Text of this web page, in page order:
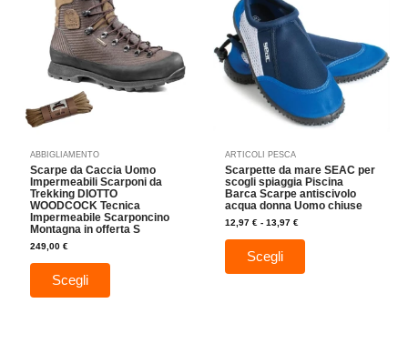
ABBIGLIAMENTO
Scarpe da Caccia Uomo
Impermeabili Scarponi da
Trekking DIOTTO
WOODCOCK Tecnica
Impermeabile Scarponcino
Montagna in offerta S
249,00€
Scegli
ha
più
varianti.
Le
opzioni
possono
del
prodotto
ARTICOLI PESCA
Scarpette da mare SEAC per
scogli spiaggia Piscina
Barca Scarpe antiscivolo
acqua donna Uomo chiuse
12,97€ - 13,97€
12,97 €
a
13,97 €
Scegli
varianti.
opzioni
possono
essere
scelte
del
prodotto